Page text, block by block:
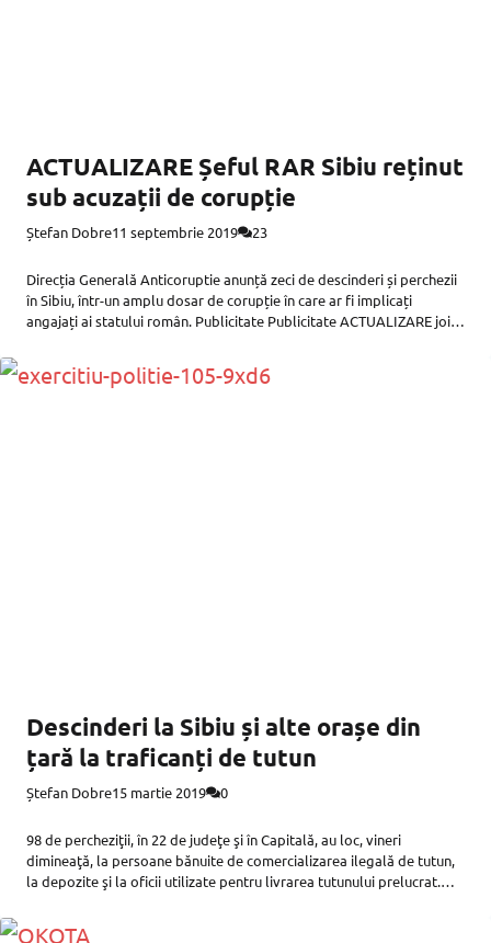
ACTUALIZARE Șeful RAR Sibiu reținut
sub acuzații de corupție
Ștefan Dobre11 septembrie 2019 23
Direcția Generală Anticoruptie anunță zeci de descinderi și perchezii
în Sibiu, într-un amplu dosar de corupție în care ar fi implicați
angajați ai statului român. Publicitate Publicitate ACTUALIZARE joi,
Descinderi la Sibiu și alte orașe din
țară la traficanți de tutun
Ștefan Dobre15 martie 2019 0
98 de percheziţii, în 22 de judeţe şi în Capitală, au loc, vineri
dimineaţă, la persoane bănuite de comercializarea ilegală de tutun,
la depozite şi la oficii utilizate pentru livrarea tutunului prelucrat.